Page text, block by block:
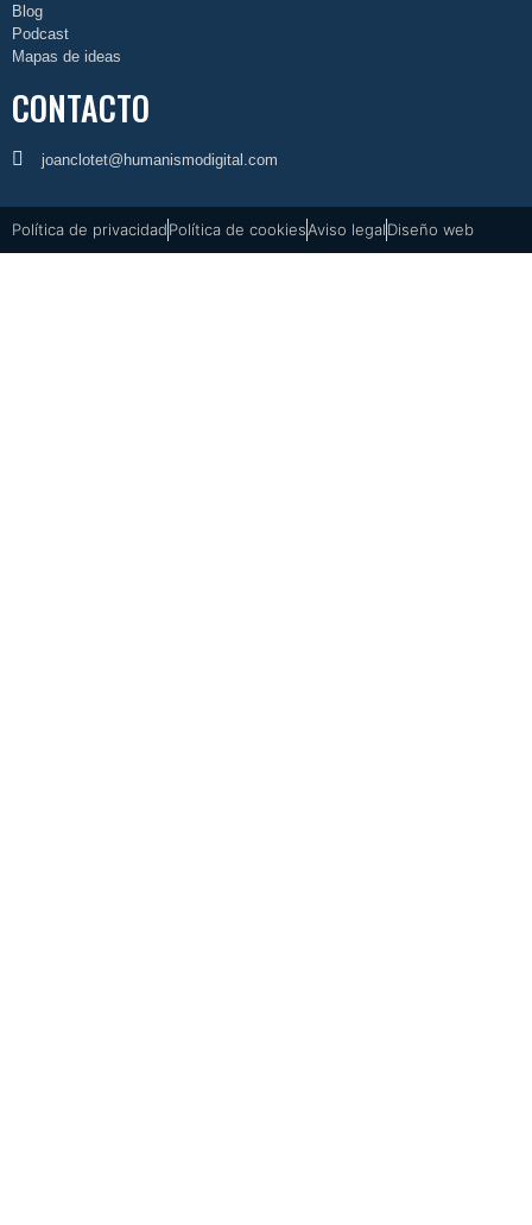
Blog
Podcast
Mapas de ideas
CONTACTO
joanclotet@humanismodigital.com
Política de privacidadPolítica de cookiesAviso legalDiseño web